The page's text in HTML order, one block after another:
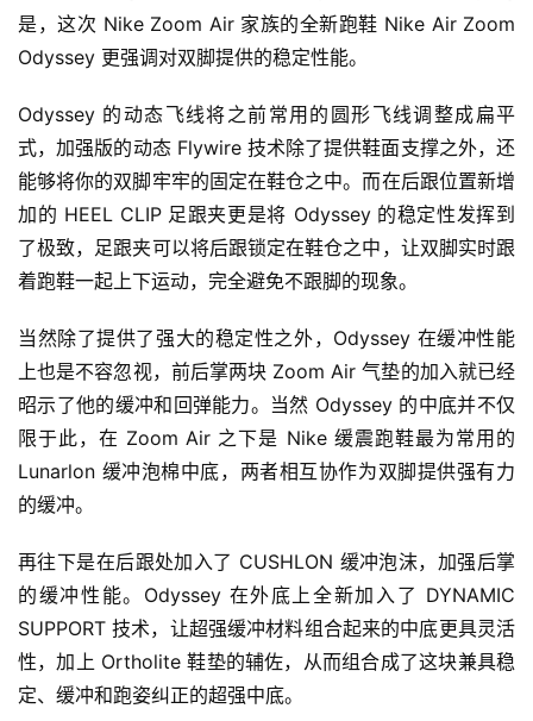
是，这次 Nike Zoom Air 家族的全新跑鞋 Nike Air Zoom
Odyssey 更强调对双脚提供的稳定性能。
Odyssey 的动态飞线将之前常用的圆形飞线调整成扁平
式，加强版的动态 Flywire 技术除了提供鞋面支撑之外，还
能够将你的双脚牢牢的固定在鞋仓之中。而在后跟位置新增
加的 HEEL CLIP 足跟夹更是将 Odyssey 的稳定性发挥到
了极致，足跟夹可以将后跟锁定在鞋仓之中，让双脚实时跟
着跑鞋一起上下运动，完全避免不跟脚的现象。
当然除了提供了强大的稳定性之外，Odyssey 在缓冲性能
上也是不容忽视，前后掌两块 Zoom Air 气垫的加入就已经
昭示了他的缓冲和回弹能力。当然 Odyssey 的中底并不仅
限于此，在 Zoom Air 之下是 Nike 缓震跑鞋最为常用的
Lunarlon 缓冲泡棉中底，两者相互协作为双脚提供强有力
的缓冲。
再往下是在后跟处加入了 CUSHLON 缓冲泡沫，加强后掌
的缓冲性能。Odyssey 在外底上全新加入了 DYNAMIC
SUPPORT 技术，让超强缓冲材料组合起来的中底更具灵活
性，加上 Ortholite 鞋垫的辅佐，从而组合成了这块兼具稳
定、缓冲和跑姿纠正的超强中底。